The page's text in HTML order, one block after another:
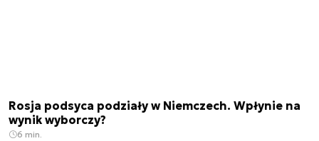
Rosja podsyca podziały w Niemczech. Wpłynie na
wynik wyborczy?
6 min.